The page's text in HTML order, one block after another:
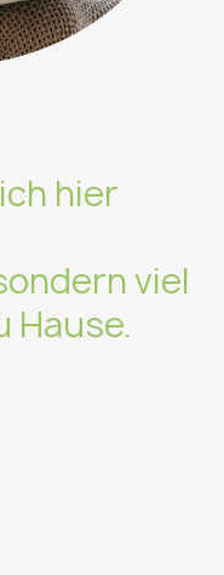
hier
viel
Hause.